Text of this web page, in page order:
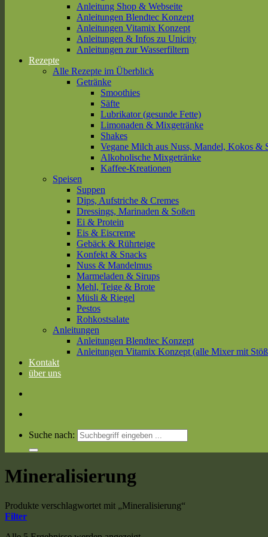
Anleitung Shop & Webseite
Anleitungen Blendtec Konzept
Anleitungen Vitamix Konzept
Anleitungen & Infos zu Unicity
Anleitungen zur Wasserfiltern
Rezepte
Alle Rezepte im Überblick
Getränke
Smoothies
Säfte
Lubrikator (gesunde Fette)
Limonaden & Mixgetränke
Shakes
Vegane Milch aus Nuss, Mandel, Kokos &
Alkoholische Mixgetränke
Kaffee-Kreationen
Speisen
Suppen
Dips, Aufstriche & Cremes
Dressings, Marinaden & Soßen
Ei & Protein
Eis & Eiscreme
Gebäck & Rührteige
Konfekt & Snacks
Nuss & Mandelmus
Marmeladen & Sirups
Mehl, Teige & Brote
Müsli & Riegel
Pestos
Rohkostsalate
Anleitungen
Anleitungen Blendtec Konzept
Anleitungen Vitamix Konzept (alle Mixer mit
Kontakt
über uns
Suche nach:
Mineralisierung
Produkte verschlagwortet mit „Mineralisierung“
Filter